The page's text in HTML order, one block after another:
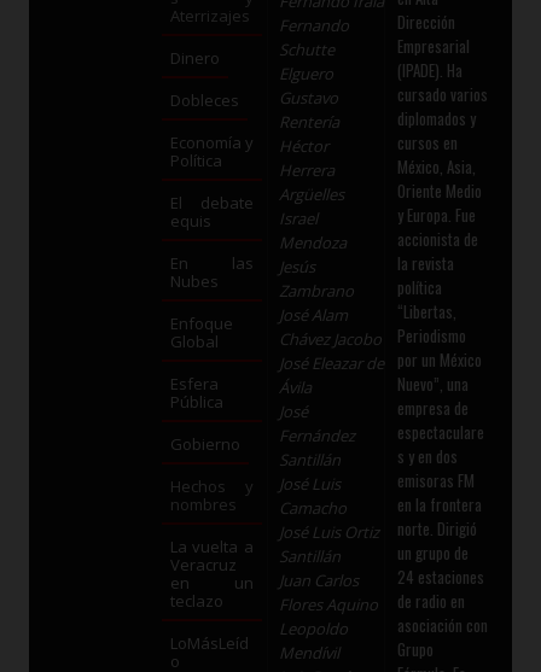
Aterrizajes
Dinero
Dobleces
Economía y
Política
El debate
equis
En las
Nubes
Enfoque
Global
Esfera
Pública
Gobierno
Hechos y
nombres
La vuelta a
Veracruz
en un
teclazo
LoMásLeíd
o
Fernando
Schutte
Elguero
Gustavo
Rentería
Héctor
Herrera
Argüelles
Israel
Mendoza
Jesús
Zambrano
José Alam
Chávez Jacobo
José Eleazar de
Ávila
José
Fernández
Santillán
José Luis
Camacho
José Luis Ortiz
Santillán
Juan Carlos
Flores Aquino
Leopoldo
Mendívil
Dirección
Empresarial
(IPADE). Ha
cursado varios
diplomados y
cursos en
México, Asia,
Oriente Medio
y Europa. Fue
accionista de
la revista
política
“Libertas,
Periodismo
por un México
Nuevo”, una
empresa de
espectaculare
s y en dos
emisoras FM
en la frontera
norte. Dirigió
un grupo de
24 estaciones
de radio en
asociación con
Grupo